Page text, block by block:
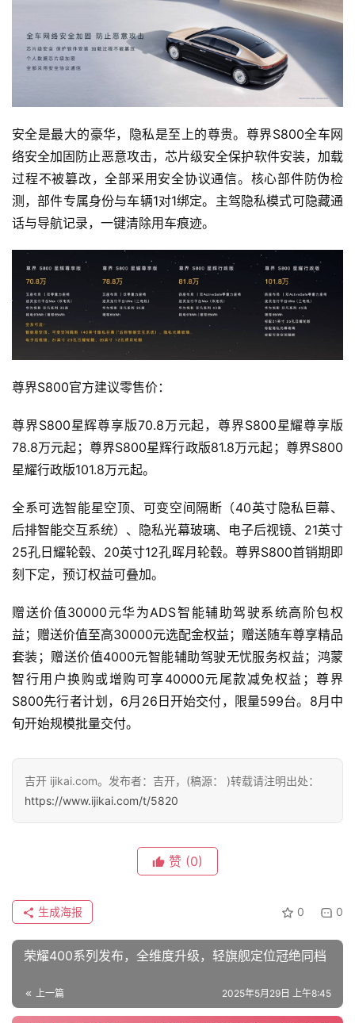
安全是最大的豪华，隐私是至上的尊贵。尊界S800全车网
络安全加固防止恶意攻击，芯片级安全保护软件安装，加载
过程不被篡改，全部采用安全协议通信。核心部件防伪检
测，部件专属身份与车辆1对1绑定。主驾隐私模式可隐藏通
话与导航记录，一键清除用车痕迹。
尊界S800官方建议零售价：
尊界S800星辉尊享版70.8万元起，尊界S800星耀尊享版
78.8万元起；尊界S800星辉行政版81.8万元起；尊界S800
星耀行政版101.8万元起。
全系可选智能星空顶、可变空间隔断（40英寸隐私巨幕、
后排智能交互系统）、隐私光幕玻璃、电子后视镜、21英寸
25孔日耀轮毂、20英寸12孔晖月轮毂。尊界S800首销期即
刻下定，预订权益可叠加。
赠送价值30000元华为ADS智能辅助驾驶系统高阶包权
益；赠送价值至高30000元选配金权益；赠送随车尊享精品
套装；赠送价值4000元智能辅助驾驶无忧服务权益；鸿蒙
智行用户换购或增购可享40000元尾款减免权益；尊界
S800先行者计划，6月26日开始交付，限量599台。8月中
旬开始规模批量交付。
吉开 ijikai.com。发布者：吉开，(稿源： )转载请注明出处：
https://www.ijikai.com/t/5820
赞 (0)
0 0
生成海报
荣耀400系列发布，全维度升级，轻旗舰定位冠绝同档
上一篇 2025年5月29日 上午8:45